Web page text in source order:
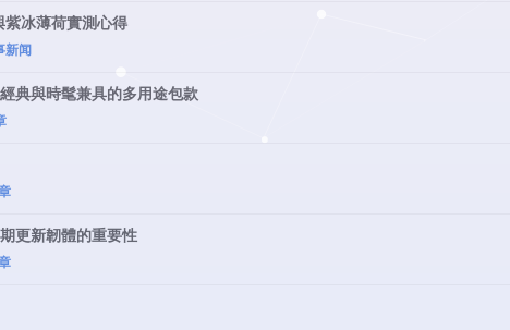
紫冰薄荷實測心得
新闻
典與時髦兼具的多用途包款
更新韌體的重要性